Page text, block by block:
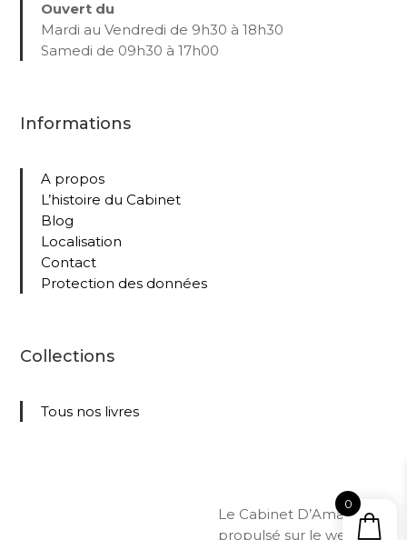
Ouvert du
Mardi au Vendredi de 9h30 à 18h30
Samedi de 09h30 à 17h00
Informations
A propos
L’histoire du Cabinet
Blog
Localisation
Contact
Protection des données
Collections
Tous nos livres
Le Cabinet D’Amateur –
propulsé sur le web par
0